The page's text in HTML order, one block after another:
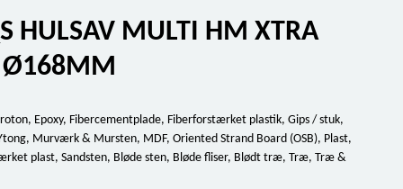
HULSAV MULTI HM XTRA
Ø168MM
Epoxy, Fibercementplade, Fiberforstærket plastik, Gips / stuk,
Murværk & Mursten, MDF, Oriented Strand Board (OSB), Plast,
plast, Sandsten, Bløde sten, Bløde fliser, Blødt træ, Træ, Træ &